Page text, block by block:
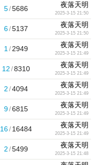
5/5686 夜落天明
2025-3-15 21:50
6/5137 夜落天明
2025-3-15 21:50
1 / 2949 夜落天明
2025-3-15 21:49
12/8310 夜落天明
2025-3-15 21:49
2/4094 夜落天明
2025-3-15 21:49
9/6815 夜落天明
2025-3-15 21:49
16/ 16484 夜落天明
2025-3-15 21:49
2/5499 夜落天明
2025-3-15 21:48